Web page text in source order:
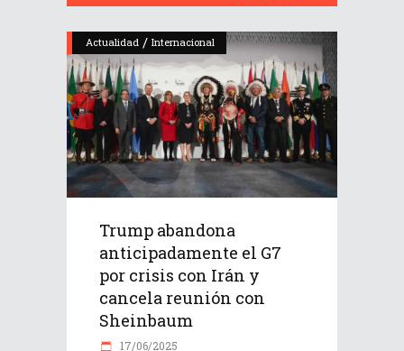
Actualidad / Internacional
Trump abandona
anticipadamente el G7
por crisis con Irán y
cancela reunión con
Sheinbaum
17/06/2025